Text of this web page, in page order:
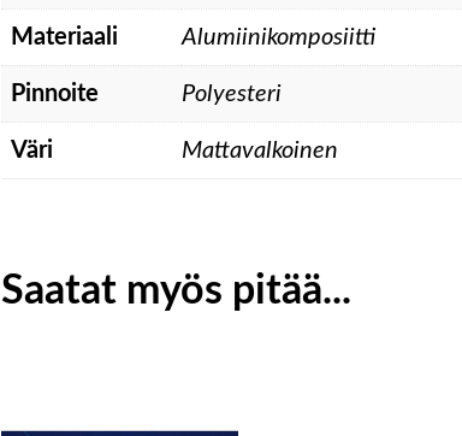
Materiaali Alumiinikomposiitti
Pinnoite Polyesteri
Väri Mattavalkoinen
Saatat myös pitää...